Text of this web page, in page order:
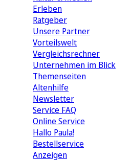
Erleben
Ratgeber
Unsere Partner
Vorteilswelt
Vergleichsrechner
Unternehmen im Blick
Themenseiten
Altenhilfe
Newsletter
Service FAQ
Online Service
Hallo Paula!
Bestellservice
Anzeigen